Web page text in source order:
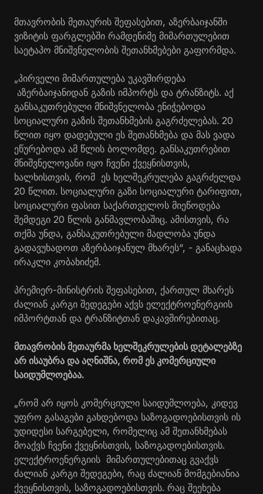
მთავრობის მეთაურის შეფასებით, აზერბაიჯანში
ვიზიტის ფარგლებში რამდენიმე მიმართულებით
საეტაპო მნიშვნელობის შეთანხმებები გაფორმდა.
„პირველი მიმართულება უკავშირდება
აზერბაიჯანიდან გაზის იმპორტს და ტრანზიტს. აქ
განსაკუთრებული მნიშვნელობა ენიჭებოდა
სოციალური გაზის შეთანხმების გაგრძელებას. 20
წლით იყო დადებული ეს შეთანხმება და მას ვადა
ეწურებოდა ამ წლის ბოლომდე. განსაკუთრებით
მნიშვნელოვანი იყო ჩვენი ქვეყნისთვის,
ხალხისთვის, რომ ეს ხელშეკრულება გაგრძელდა
20 წლით. სოციალური გაზი სოციალური ტარიფით,
სოციალური ფასით საქართველოს მიეწოდება
შემდეგი 20 წლის განმავლობაშიც. ამისთვის, რა
თქმა უნდა, განსაკუთრებული მადლობა უნდა
გადავუხადოთ აზერბაიჯანულ მხარეს“, - განაცხადა
ირაკლი კობახიძემ.
პრემიერ-მინისტრის შეფასებით, ქართულ მხარეს
ძალიან კარგი შედეგები აქვს ელექტროენერგიის
იმპორტთან და ტრანზიტთან დაკავშირებითაც.
მთავრობის მეთაურმა ხელშეკრულების დეტალებზე
არ ისაუბრა და აღნიშნა, რომ ეს კომერციული
საიდუმლოებაა.
„რომ არ იყოს კომერციული საიდუმლოება, კიდევ
უფრო გასაგები გახდებოდა საზოგადოებისთვის ის
უდიდესი სარგებელი, რომელიც ამ შეთანხმებას
მოაქვს ჩვენი ქვეყნისთვის, საზოგადოებისთვის.
ელექტროენერგიის მიმართულებითაც გვაქვს
ძალიან კარგი შედეგები, რაც ძალიან მომგებიანია
ქვეყნისთვის, საზოგადოებისთვის. რაც შეეხება